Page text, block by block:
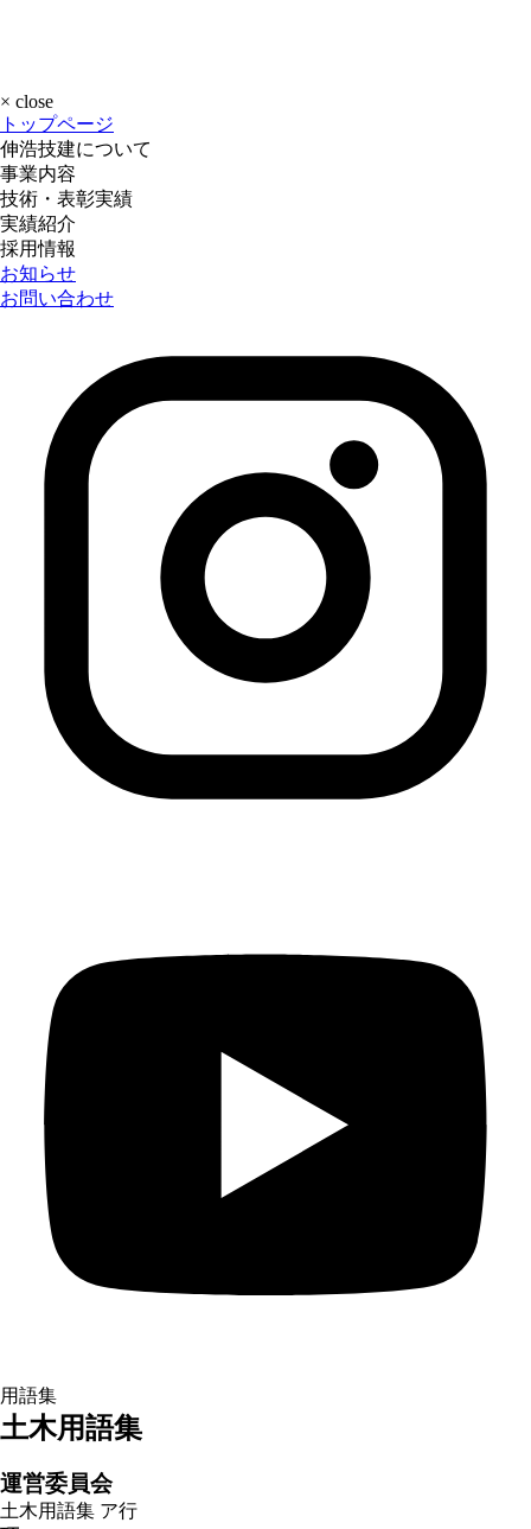
× close
トップページ
伸浩技建について
事業内容
技術・表彰実績
実績紹介
採用情報
お知らせ
お問い合わせ
用語集
土木用語集
運営委員会
土木用語集 ア行